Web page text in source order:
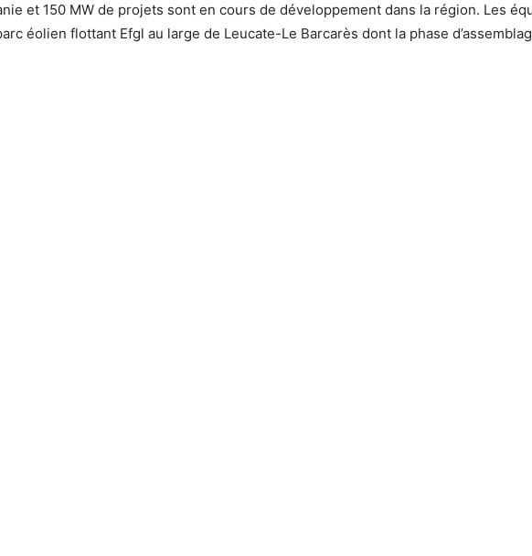
et 150 MW de projets sont en cours de développement dans la région. Les
éolien flottant Efgl au large de Leucate-Le Barcarès dont la phase